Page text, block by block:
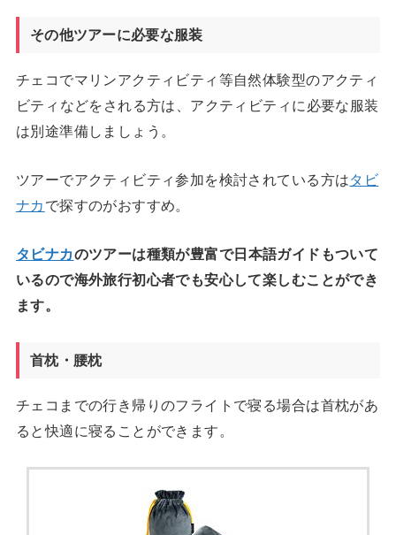
その他ツアーに必要な服装
チェコでマリンアクティビティ等自然体験型のアクティ
ビティなどをされる方は、アクティビティに必要な服装
は別途準備しましょう。
ツアーでアクティビティ参加を検討されている方はタビ
ナカ で探すのがおすすめ。
タビナカのツアーは種類が豊富で日本語ガイドもついて
いるので海外旅行初心者でも安心して楽しむことができ
ます。
首枕・腰枕
チェコまでの行き帰りのフライトで寝る場合は首枕があ
ると快適に寝ることができます。